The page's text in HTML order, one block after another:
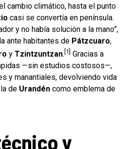
cambio climático, hasta el punto
casi se convertía en península.
y no había solución a la mano”,
ante habitantes de Pátzcuaro,
y Tzintzuntzan. [1] Gracias a
—sin estudios costosos—,
y manantiales, devolviendo vida
de Urandén como emblema de
y